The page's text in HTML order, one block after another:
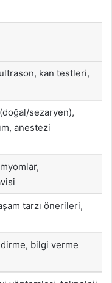
kan testleri,
sezaryen),
anestezi
tarzı önerileri,
bilgi verme